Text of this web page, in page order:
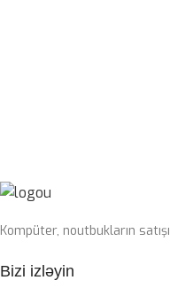
Kompüter, noutbukların satışı
Bizi izləyin